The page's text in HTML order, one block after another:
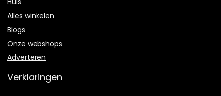
Huis
Alles winkelen
Blogs
Onze webshops
Adverteren
Verklaringen